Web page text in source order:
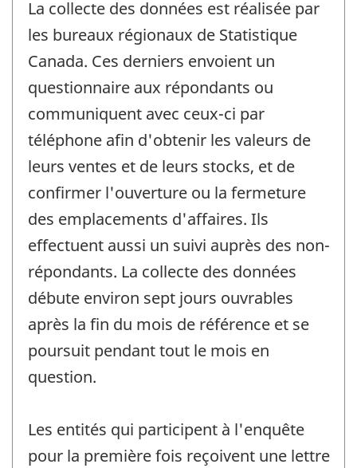
La collecte des données est réalisée par
les bureaux régionaux de Statistique
Canada. Ces derniers envoient un
questionnaire aux répondants ou
communiquent avec ceux-ci par
téléphone afin d'obtenir les valeurs de
leurs ventes et de leurs stocks, et de
confirmer l'ouverture ou la fermeture
des emplacements d'affaires. Ils
effectuent aussi un suivi auprès des non-
répondants. La collecte des données
débute environ sept jours ouvrables
après la fin du mois de référence et se
poursuit pendant tout le mois en
question.
Les entités qui participent à l'enquête
pour la première fois reçoivent une lettre